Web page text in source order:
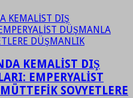
KEMALİST DIŞ
EMPERYALİST
SOVYETLERE